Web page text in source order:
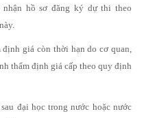
hồ sơ đăng ký dự thi theo
giá còn thời hạn do cơ quan,
thẩm định giá cấp theo quy định
đại học trong nước hoặc nước